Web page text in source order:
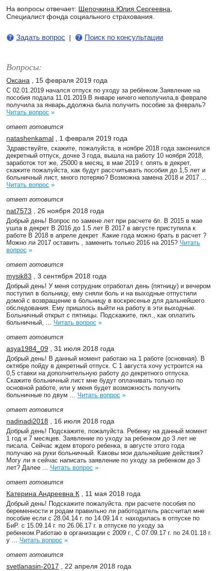
На вопросы отвечает: Щепочкина Юлия Сергеевна
Специалист фонда социального страхования.
Задать вопрос | Поиск по консультации
Вопросы:
Оксана , 15 февраля 2019 года
С 02.01.2019 начался отпуск по уходу за ребёнком.Заявление на
пособия подала 11.01.2019.В январе ничего неполучила,в феврале
получила за январь,ддолжна была получить пособие за февраль?
Читать вопрос »
ответ готовится
natashenkamal , 1 февраля 2019 года
Здравствуйте, скажите, пожалуйста, в ноябре 2018 года закончился
декретный отпуск, дочке 3 года, вышла на работу 10 ноября 2018,
заработок тот же, 25000 в месяц, в мае 2019 г. опять в декрет,
скажите пожалуйста, как будут рассчитывать пособия до 1,5 лет и
больничный лист, много потеряю? Возможна замена 2018 и 2017 ...
Читать вопрос »
ответ готовится
nat7573 , 26 ноября 2018 года
Добрый день! Вопрос по замене лет при расчете бл. В 2015 в мае
ушла в декрет В 2016 до 1.5 лет В 2017 в августе приступила к
работе В 2018 в апреле декрет .Какие года можно брать в расчет ?
Можно ли 2017 оставить , заменить только 2016 на 2015? Читать
вопрос »
ответ готовится
mysik83 , 3 сентября 2018 года
Добрый день! У меня сотрудник отработал день (пятницу) и вечером
поступил в больницу, ему сняли боль и на выходные отпустили
домой с возвращение в больницу в воскресенье для дальнейшего
обследования. Ему пришлось выйти на работу в эти выходные.
Больничный открыт с пятницы. Подскажите, пжл., как оплатить
больничный, ... Читать вопрос »
ответ готовится
asya1984_09 , 31 июля 2018 года
Добрый день! В данный момент работаю на 1 работе (основная). В
октябре пойду в декретный отпуск. С 1 августа хочу устроится на
0,5 ставки на дополнительную работу до декретного отпуска.
Скажите больничный лист мне будут оплачивать только по
основной работе, или у меня будет возможность получить
больничные по двум ... Читать вопрос »
ответ готовится
nadinadi2018 , 16 июля 2018 года
Добрый день! Подскажите, пожалуйста. Ребенку на данный момент
1 год и 7 месяцев. Заявление по уходу за ребенком до 3 лет не
писала. Сейчас ждем второго ребенка, в августе этого года
получаю на руки больничный. Каковы мои дальнейшие действия?
Могу ли я сейчас написать заявление по уходу за ребенком до 3
лет? Далее ... Читать вопрос »
ответ готовится
Катерина Андреевна К , 11 мая 2018 года
Добрый день! Подскажите пожалуйста. при расчете пособия по
беременности и родам правильно ли работодатель рассчитал мне
пособие если с 28.04.14 г. по 14.09.14 г. находилась в отпуске по
БиР. с 15.09.14 г. по 26.06.17 г. в отпуске по уходу за
ребенком.Работаю в организации с 2009 г., С 07.09.17 г. по 24.01.18 г.
у ... Читать вопрос »
ответ готовится
svetlanasin-2017 , 22 апреля 2018 года